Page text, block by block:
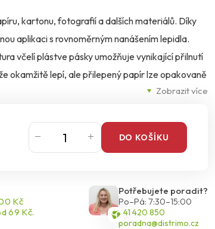
Zobrazit více
kartonu, fotografií a dalších materiálů. Díky
aplikaci s rovnoměrným nanášením lepidla.
včelí plástve pásky umožňuje vynikající přilnutí
okamžitě lepí, ale přilepený papír lze opakovaně
takže je bezpečné a pohodlné pro
DO KOŠÍKU
Kč
69 Kč.
Potřebujete poradit?
Po–Pá: 7:30–15:00
541 420 850
poradna@distrimo.cz